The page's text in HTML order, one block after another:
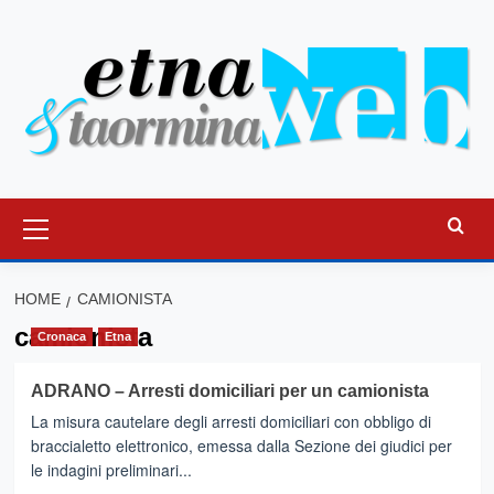
principale
HOME CAMIONISTA
camionista
Cronaca Etna
ADRANO – Arresti domiciliari per un camionista
La misura cautelare degli arresti domiciliari con obbligo di
braccialetto elettronico, emessa dalla Sezione dei giudici per
le indagini preliminari...